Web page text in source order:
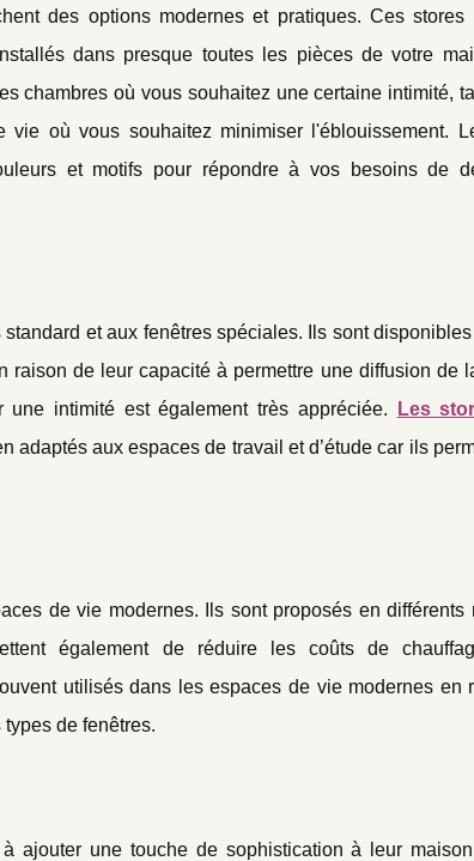
des options modernes et pratiques. Ces stores
dans presque toutes les pièces de votre
chambres où vous souhaitez une certaine intimité,
où vous souhaitez minimiser l'éblouissement.
et motifs pour répondre à vos besoins de
et aux fenêtres spéciales. Ils sont
de leur capacité à permettre une diffusion de
intimité est également très appréciée.
Les
adaptés aux espaces de travail et d’étude car ils
de vie modernes. Ils sont proposés en différents
également de réduire les coûts de
utilisés dans les espaces de vie modernes en
de fenêtres.
ajouter une touche de sophistication à leur